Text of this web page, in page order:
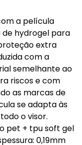
a película
de hydrogel para
extra
com a
semelhante ao
riscos e com
as marcas de
se adapta às
o visor.
pet + tpu soft gel
0,19mm